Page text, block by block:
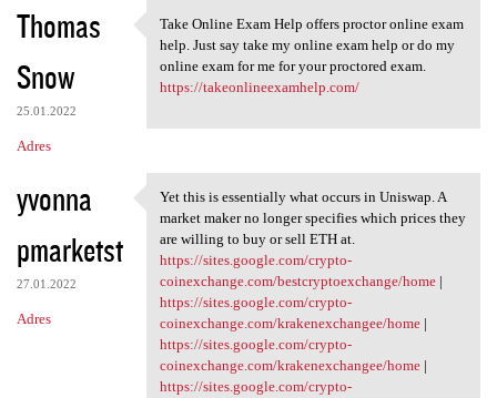
Thomas
Snow
25.01.2022
Adres
Take Online Exam Help offers
Take Online Exam Help offers proctor online exam
help. Just say take my online exam help or do my
online exam for me for your proctored exam.
https://takeonlineexamhelp.com/
yvonna
pmarketst
27.01.2022
Adres
Yet this is essentially what
Yet this is essentially what occurs in Uniswap. A
market maker no longer specifies which prices they
are willing to buy or sell ETH at.
https://sites.google.com/crypto-
coinexchange.com/bestcryptoexchange/home|
https://sites.google.com/crypto-
coinexchange.com/krakenexchangee/home|
https://sites.google.com/crypto-
coinexchange.com/krakenexchangee/home|
https://sites.google.com/crypto-